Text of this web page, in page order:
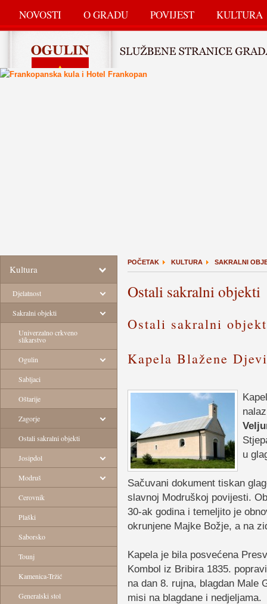
NOVOSTI O GRADU POVIJEST KULTURA
Kultura
Djelatnost
Sakralni objekti
Univerzalno crkveno
slikarstvo
Ogulin
Sabljaci
Oštarije
Zagorje
Ostali sakralni objekti
Josipdol
Modruš
Cerovnik
Plaški
Saborsko
Tounj
Kamenica-Tržić
Generalski stol
POČETAK KULTURA SAKRALNI
Ostali sakralni objekti
Ostali sakralni
Kapela Blažene
u
Sačuvani dokument tiskan
slavnoj Modruškoj povijesti.
30-ak godina i temeljito je
okrunjene Majke Božje, a na
Kapela je bila posvećena
Kombol iz Bribira 1835.
na dan 8. rujna, blagdan Male
misi na blagdane i nedjeljama.